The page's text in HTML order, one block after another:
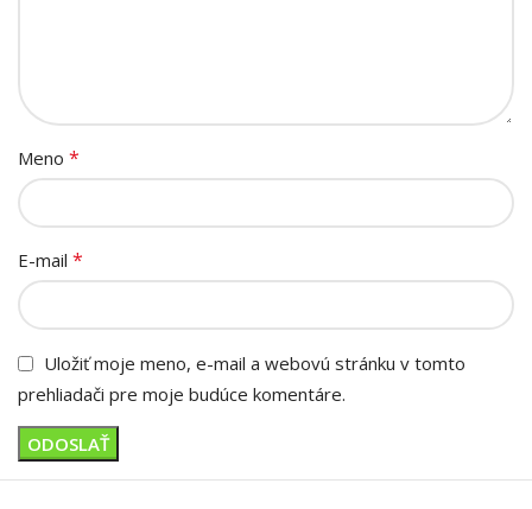
Meno *
E-mail *
Uložiť moje meno, e-mail a webovú stránku v tomto
prehliadači pre moje budúce komentáre.